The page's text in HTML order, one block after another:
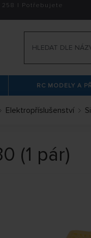
258 | Potřebujete
RC MODELY A
Elektropříslušenství
(1 pár)